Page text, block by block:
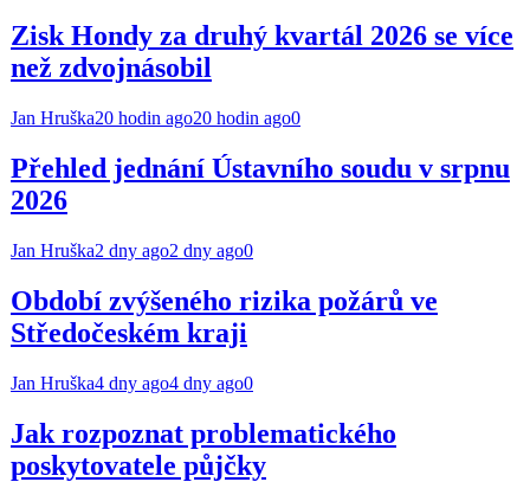
Zisk Hondy za druhý kvartál 2026 se více
než zdvojnásobil
Jan Hruška20 hodin ago20 hodin ago0
Přehled jednání Ústavního soudu v srpnu
2026
Jan Hruška2 dny ago2 dny ago0
Období zvýšeného rizika požárů ve
Středočeském kraji
Jan Hruška4 dny ago4 dny ago0
Jak rozpoznat problematického
poskytovatele půjčky